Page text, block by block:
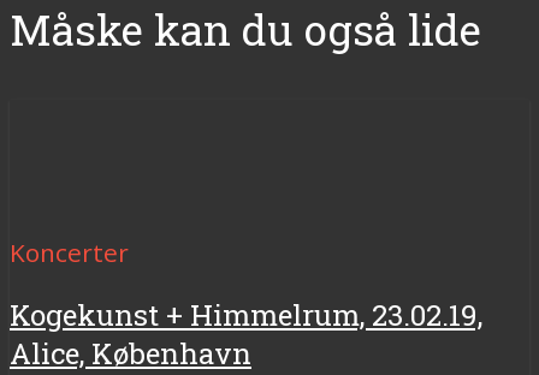
Måske kan du også lide
Koncerter
Kogekunst + Himmelrum, 23.02.19,
Alice, København